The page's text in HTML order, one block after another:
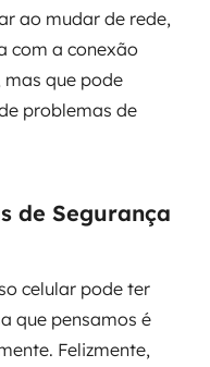
ao mudar de rede,
com a conexão
que pode
problemas de
de Segurança
celular pode ter
que pensamos é
Felizmente,